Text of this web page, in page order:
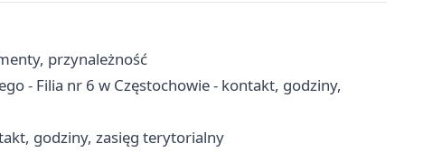
przynależność
- Filia nr 6 w Częstochowie - kontakt, godziny,
godziny, zasięg terytorialny